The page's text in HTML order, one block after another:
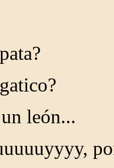
león...